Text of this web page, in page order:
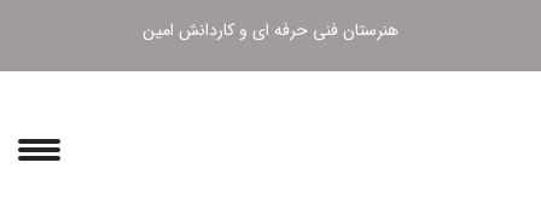
هنرستان فنی حرفه ای و کاردانش امین